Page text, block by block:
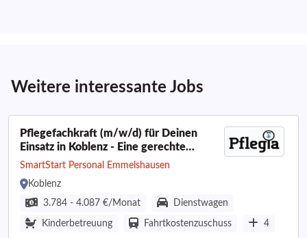
Weitere interessante Jobs
Pflegefachkraft (m/w/d) für Deinen
Einsatz in Koblenz - Eine gerechte
Entlohnung und zahlreiche Benefits
SmartStart Personal Emmelshausen
Koblenz
3.784 - 4.087 €/Monat
Dienstwagen
Kinderbetreuung Fahrtkostenzuschuss 4